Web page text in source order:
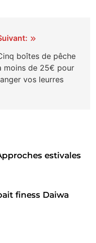
boîtes de pêche
moins de 25€ pour
vos leurres
estivales
finess Daiwa